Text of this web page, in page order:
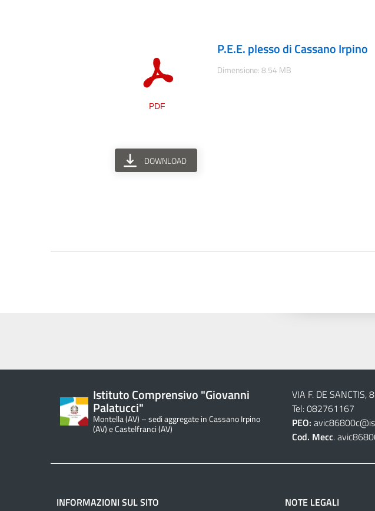
P.E.E. plesso di Cassano Irpino
Dimensione: 8.54 MB
DOWNLOAD
Istituto Comprensivo "Giovanni
Palatucci"
Montella (AV) – sedi aggregate in Cassano Irpino
(AV) e Castelfranci (AV)
VIA F. DE SANCTIS,
Tel: 082761167
PEO:
Cod. Mecc.
INFORMAZIONI SUL SITO NOTE LEGALI